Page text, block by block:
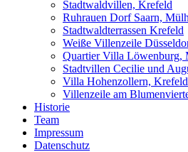
Stadtwaldvillen, Krefeld
Ruhrauen Dorf Saarn,
Stadtwaldterrassen Krefeld
Weiße Villenzeile
Quartier Villa Löwenburg,
Stadtvillen Cecilie und
Villa Hohenzollern, Krefeld
Villenzeile am
Historie
Team
Impressum
Datenschutz